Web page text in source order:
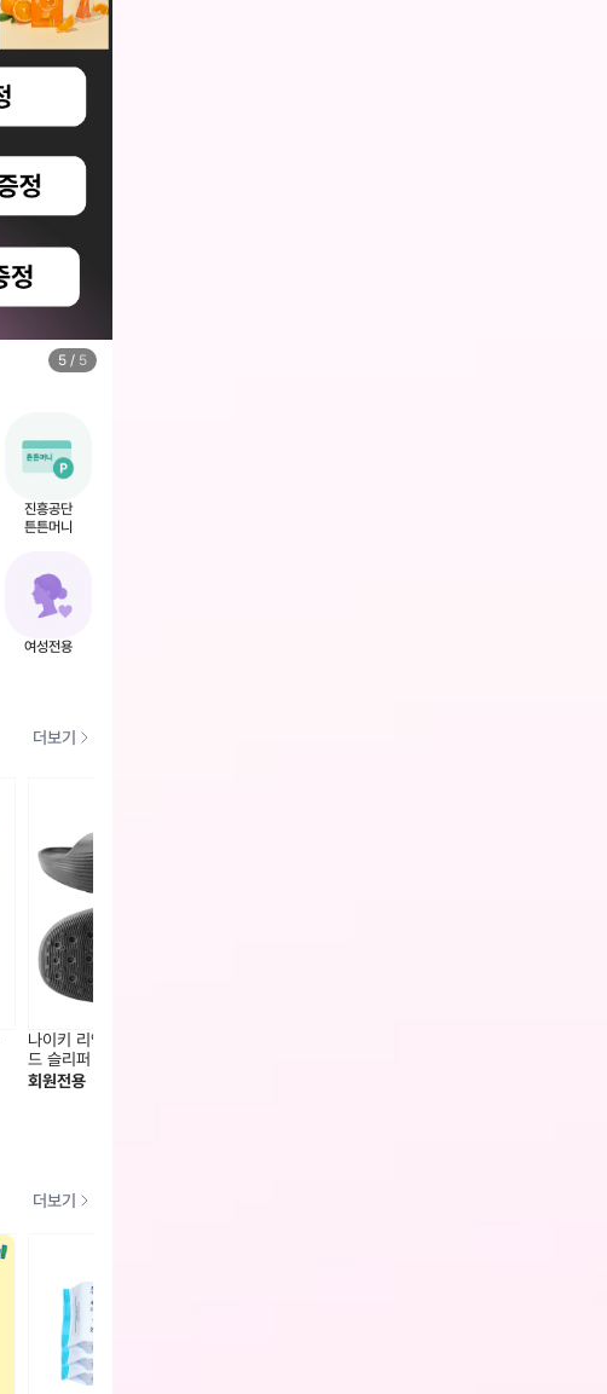
1/ 5
진흥공단
튼튼머니
여성전용
더보기
나이키 리액트X 리주버네이트 슬라이
드 슬리퍼 (HV4479-001)
회원전용
더보기